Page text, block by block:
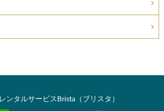
ンタルサービスBrista（ブリスタ）